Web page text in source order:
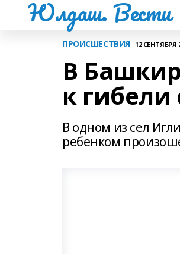
Юлдаш. Вести
ПРОИСШЕСТВИЯ 12 СЕНТЯБРЯ
В
к
В одном из сел
ребенком